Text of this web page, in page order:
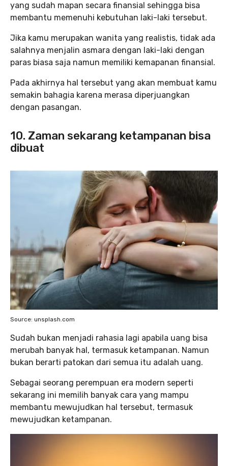
yang sudah mapan secara finansial sehingga bisa
membantu memenuhi kebutuhan laki-laki tersebut.
Jika kamu merupakan wanita yang realistis, tidak ada
salahnya menjalin asmara dengan laki-laki dengan
paras biasa saja namun memiliki kemapanan finansial.
Pada akhirnya hal tersebut yang akan membuat kamu
semakin bahagia karena merasa diperjuangkan
dengan pasangan.
10. Zaman sekarang ketampanan bisa
dibuat
Source: unsplash.com
Sudah bukan menjadi rahasia lagi apabila uang bisa
merubah banyak hal, termasuk ketampanan. Namun
bukan berarti patokan dari semua itu adalah uang.
Sebagai seorang perempuan era modern seperti
sekarang ini memilih banyak cara yang mampu
membantu mewujudkan hal tersebut, termasuk
mewujudkan ketampanan.